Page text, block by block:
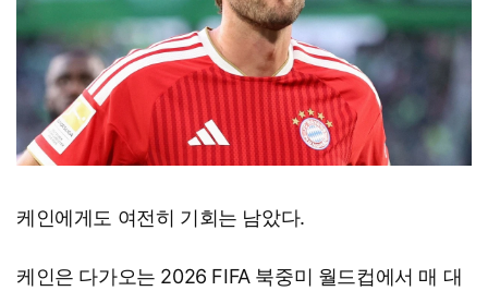
케인에게도 여전히 기회는 남았다.
케인은 다가오는 2026 FIFA 북중미 월드컵에서 매 대